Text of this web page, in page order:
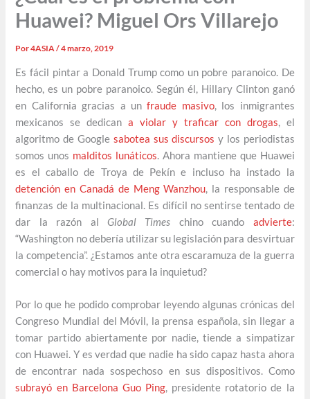
Huawei? Miguel Ors Villarejo
Por4ASIA/4 marzo, 2019
Es fácil pintar a Donald Trump como un pobre paranoico. De
hecho, es un pobre paranoico. Según él, Hillary Clinton ganó
en California gracias a unfraude masivo, los inmigrantes
mexicanos se dedicana violar y traficar con drogas, el
algoritmo de Google sabotea sus discursos y los periodistas
somos unos malditos lunáticos. Ahora mantiene que Huawei
es el caballo de Troya de Pekín e incluso ha instado la
detención en Canadá de Meng Wanzhou, la responsable de
finanzas de la multinacional. Es difícil no sentirse tentado de
dar la razón al Global Times chino cuando advierte:
“Washington no debería utilizar su legislación para desvirtuar
la competencia”. ¿Estamos ante otra escaramuza de la guerra
comercial o hay motivos para la inquietud?
Por lo que he podido comprobar leyendo algunas crónicas del
Congreso Mundial del Móvil, la prensa española, sin llegar a
tomar partido abiertamente por nadie, tiende a simpatizar
con Huawei. Y es verdad que nadie ha sido capaz hasta ahora
de encontrar nada sospechoso en sus dispositivos. Como
subrayó en Barcelona Guo Ping, presidente rotatorio de la